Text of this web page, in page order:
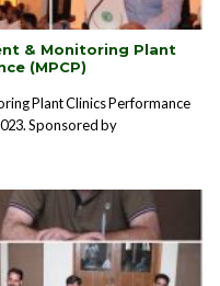
& Monitoring Plant
(MPCP)
Plant Clinics Performance
Sponsored by